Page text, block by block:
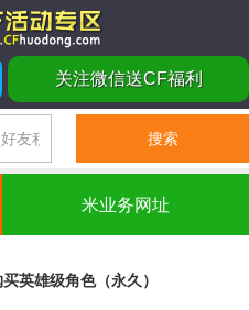
关注微信送CF福利
米业务网址
英雄级角色（永久）